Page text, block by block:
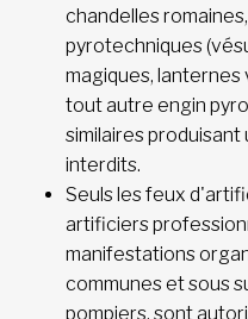
chandelles
pyrotechniques
magiques, lanternes
tout autre engin
similaires
interdits.
Seuls les feux
artificiers
manifestations
communes et sous
pompiers, sont